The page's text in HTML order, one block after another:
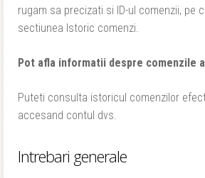
rugam sa precizati si ID-ul comenzii, pe
sectiunea Istoric comenzi.
Pot afla informatii despre comenzile
Puteti consulta istoricul comenzilor
accesand contul dvs.
Intrebari generale